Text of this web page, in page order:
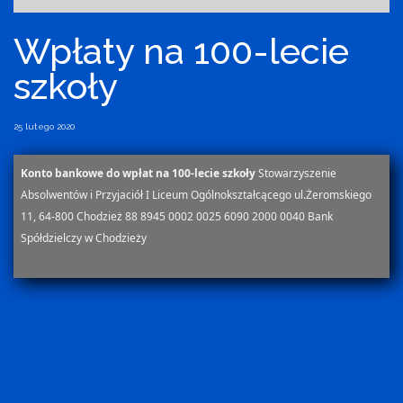
Wpłaty na 100-lecie
szkoły
25 lutego 2020
Konto bankowe do wpłat na 100-lecie szkołyStowarzyszenie
Absolwentów i Przyjaciół I Liceum Ogólnokształcącego ul.Żeromskiego
11, 64-800 Chodzież 88 8945 0002 0025 6090 2000 0040 Bank
Spółdzielczy w Chodzieży